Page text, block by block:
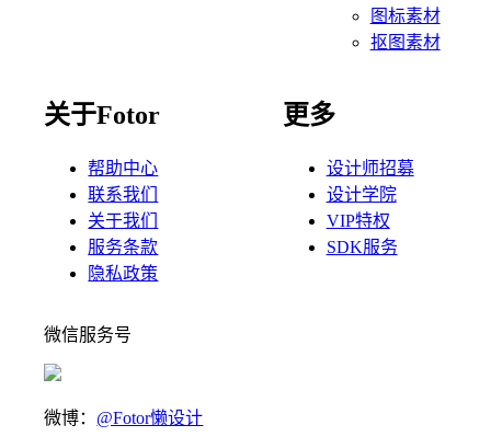
图标素材
抠图素材
关于Fotor
帮助中心
联系我们
关于我们
服务条款
隐私政策
更多
设计师招募
设计学院
VIP特权
SDK服务
微信服务号
微博： @Fotor懒设计